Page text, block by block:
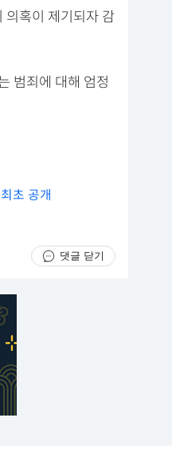
의혹이 제기되자 감
범죄에 대해 엄정
초 공개
댓글 닫기